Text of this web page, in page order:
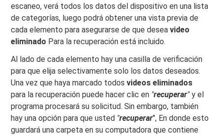
escaneo, verá todos los datos del dispositivo en una lista
de categorías, luego podrá obtener una vista previa de
cada elemento para asegurarse de que deseavideo
eliminado Para la recuperación está incluido.
Al lado de cada elemento hay una casilla de verificación
para que elija selectivamente solo los datos deseados.
Una vez que haya marcado todosvideos eliminados
para la recuperación puede hacer clic en "recuperar"y el
programa procesará su solicitud. Sin embargo, también
hay una opción para que usted "recuperar", En donde esto
guardará una carpeta en su computadora que contiene